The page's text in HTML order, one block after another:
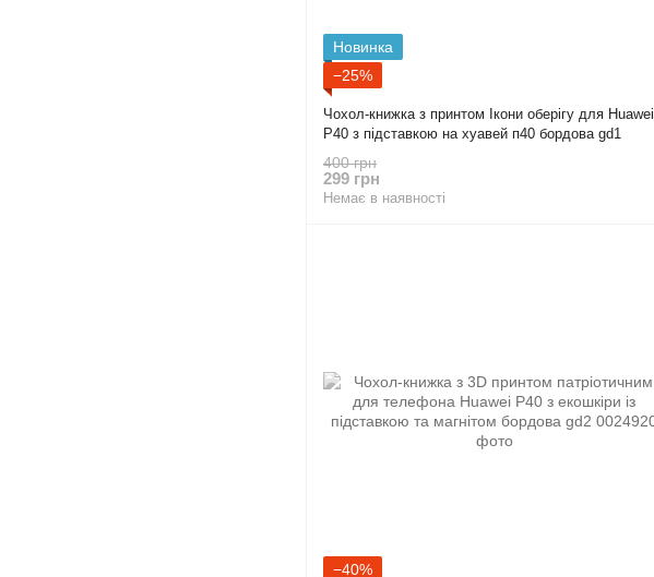
Новинка
−25%
Чохол-книжка з принтом Ікони оберігу для Huawei
P40 з підставкою на хуавей п40 бордова gd1
400 грн
299 грн
Немає в наявності
−40%